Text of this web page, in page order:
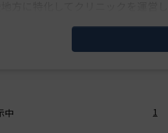
ある上に、医師からの要望に対し
中 1